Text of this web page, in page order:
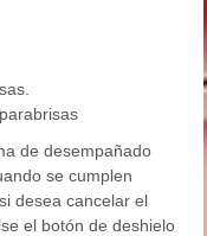
de desempañado
se cumplen
desea cancelar el
el botón de deshielo